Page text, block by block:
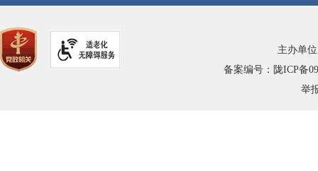
主办单
备案编号：陇ICP备
举